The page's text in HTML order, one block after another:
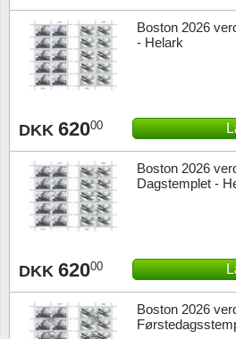
Boston 2026
- Helark
DKK 62000
Boston 2026
Dagstemplet -
DKK 62000
Boston 2026